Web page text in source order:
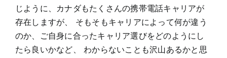
じように、カナダもたくさんの携帯電話キャリアが
存在しますが、 そもそもキャリアによって何が違う
のか、ご自身に合ったキャリア選びをどのようにし
たら良いかなど、 わからないことも沢山あるかと思